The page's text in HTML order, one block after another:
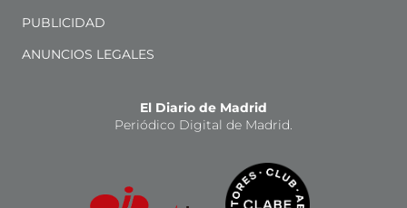
PUBLICIDAD
ANUNCIOS LEGALES
El Diario de Madrid
Periódico Digital de Madrid.